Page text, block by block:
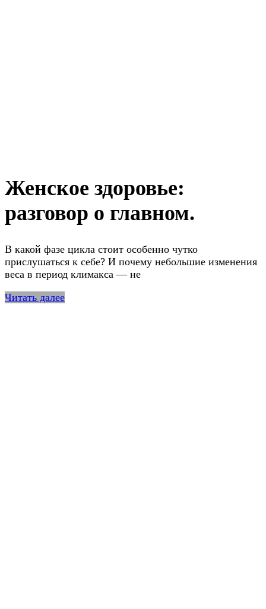
Женское здоровье:
разговор о главном.
В какой фазе цикла стоит особенно чутко
прислушаться к себе? И почему небольшие изменения
веса в период климакса — не
Читать далее